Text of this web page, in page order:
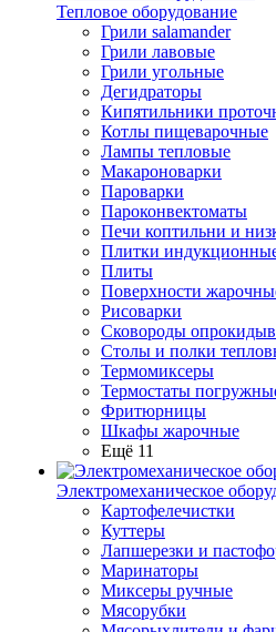
Тепловое оборудование
Грили salamander
Грили лавовые
Грили угольные
Дегидраторы
Кипятильники
Котлы пищеварочные
Лампы тепловые
Макароноварки
Пароварки
Пароконвектоматы
Печи коптильни и
Плитки
Плиты
Поверхности
Рисоварки
Сковороды
Столы и полки
Термомиксеры
Термостаты
Фритюрницы
Шкафы жарочные
Ещё 11
Электромеханическое
Картофелечистки
Куттеры
Лапшерезки и
Маринаторы
Миксеры ручные
Мясорубки